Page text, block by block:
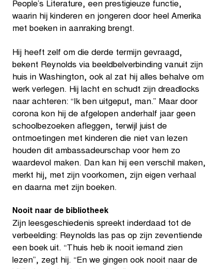
People’s Literature, een prestigieuze functie,
waarin hij kinderen en jongeren door heel Amerika
met boeken in aanraking brengt.
Hij heeft zelf om die derde termijn gevraagd,
bekent Reynolds via beeldbelverbinding vanuit zijn
huis in Washington, ook al zat hij alles behalve om
werk verlegen. Hij lacht en schudt zijn dreadlocks
naar achteren: “Ik ben uitgeput, man.” Maar door
corona kon hij de afgelopen anderhalf jaar geen
schoolbezoeken afleggen, terwijl juist de
ontmoetingen met kinderen die niet van lezen
houden dit ambassadeurschap voor hem zo
waardevol maken. Dan kan hij een verschil maken,
merkt hij, met zijn voorkomen, zijn eigen verhaal
en daarna met zijn boeken.
Nooit naar de bibliotheek
Zijn leesgeschiedenis spreekt inderdaad tot de
verbeelding: Reynolds las pas op zijn zeventiende
een boek uit. “Thuis heb ik nooit iemand zien
lezen”, zegt hij. “En we gingen ook nooit naar de